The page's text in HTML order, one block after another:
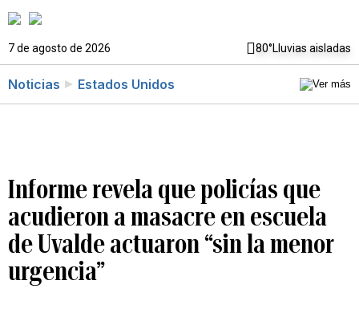
7 de agosto de 2026 80°Lluvias aisladas
Noticias Estados Unidos
Informe revela que policías que
acudieron a masacre en escuela
de Uvalde actuaron “sin la menor
urgencia”